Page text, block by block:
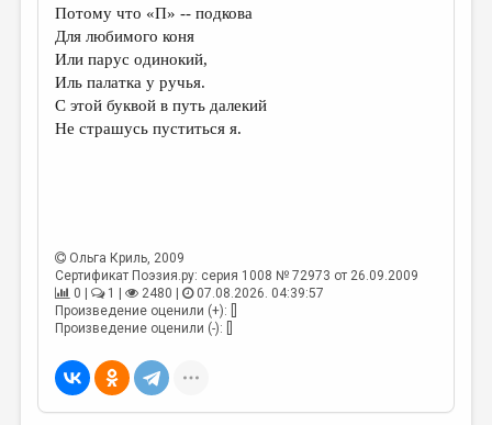
КУЛЬТУРОВЕДЕНИЕ
ПУБЛИЦИСТИКА
РЕЦЕНЗИРОВАНИЕ
ЦИКЛЫ ПУБЛИКАЦИЙ
ВКОНТАКТЕ
Потому что «П» -- подкова
Для любимого коня
Или парус одинокий,
Иль палатка у ручья.
С этой буквой в путь далекий
Не страшусь пуститься я.
Ольга Криль, 2009
Сертификат Поэзия.ру: серия 1008 № 72973 от 26.09.2009
0 |
1 | 2480 |
07.08.2026. 04:39:57
Произведение оценили (+): []
Произведение оценили (-): []